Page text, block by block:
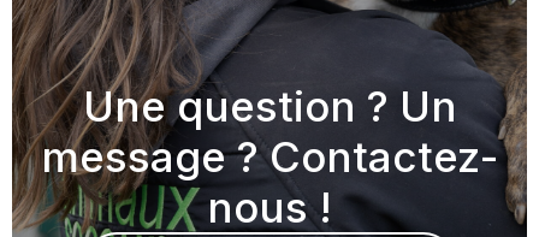
Une question ? Un
message ? Contactez-
nous !